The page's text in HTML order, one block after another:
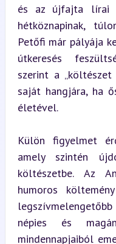
és az újfajta lírai
hétköznapinak,
Petőfi már pályája
útkeresés
szerint a
saját hangjára, ha
életével.
Külön figyelmet
amely szintén
költészetbe. Az
humoros
népies és
mindennapjaiból